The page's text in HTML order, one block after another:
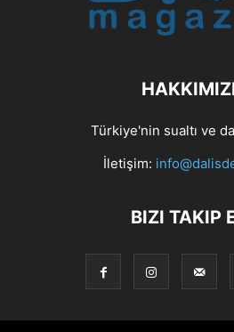
Türkiye'nin sualtı ve
İletişim:
BIZI TAKIP